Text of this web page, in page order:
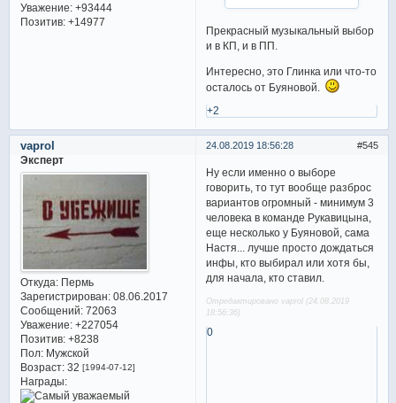
Уважение: +93444
Позитив: +14977
Прекрасный музыкальный выбор
и в КП, и в ПП.
Интересно, это Глинка или что-то
осталось от Буяновой.
+2
545
24.08.2019 18:56:28
vaprol
Эксперт
Откуда:Пермь
Зарегистрирован: 08.06.2017
Сообщений:72063
Уважение: +227054
Позитив: +8238
Пол:Мужской
Возраст:32 [1994-07-12]
Награды:
Ну если именно о выборе
говорить, то тут вообще разброс
вариантов огромный - минимум 3
человека в команде Рукавицына,
еще несколько у Буяновой, сама
Настя... лучше просто дождаться
инфы, кто выбирал или хотя бы,
для начала, кто ставил.
Отредактировано vaprol (24.08.2019
18:56:36)
0